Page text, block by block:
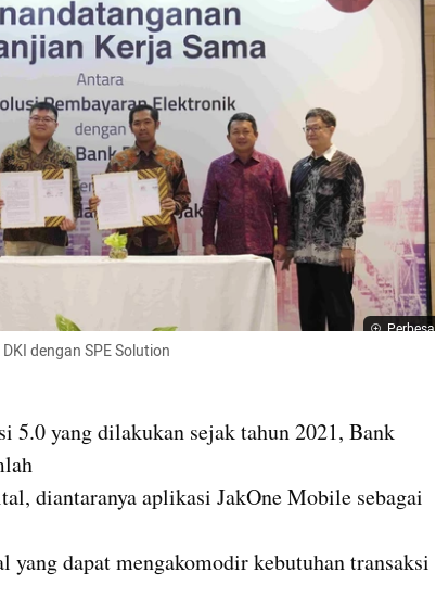
Perbesar
dengan SPE Solution
5.0 yang dilakukan sejak tahun 2021, Bank
diantaranya aplikasi JakOne Mobile sebagai
yang dapat mengakomodir kebutuhan transaksi